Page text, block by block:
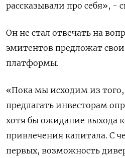
рассказывали про себя», -
Он не стал отвечать на
эмитентов предложат
платформы.
«Пока мы исходим из
предлагать инвесторам
хотя бы ожидание выхода
привлечения капитала. С
первых, возможность